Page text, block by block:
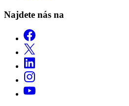
Najdete nás na